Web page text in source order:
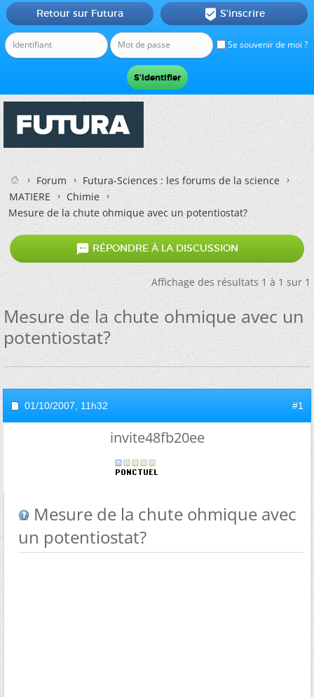
Se souvenir de moi ?
Retour sur Futura  S'inscrire
Forum
Futura-Sciences : les forums de la science
MATIERE
Chimie
Mesure de la chute ohmique avec un potentiostat?
 RÉPONDRE À LA DISCUSSION
Affichage des résultats 1 à 1 sur 1
Mesure de la chute ohmique avec un
potentiostat?
01/10/2007, 11h32 #1
invite48fb20ee
Mesure de la chute ohmique avec
un potentiostat?